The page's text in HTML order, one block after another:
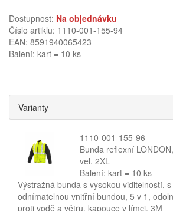
Dostupnost: Na objednávku
Číslo artiklu: 1110-001-155-94
EAN: 8591940065423
Balení: kart = 10 ks
Varianty
1110-001-155-96
Bunda reflexní
vel. 2XL
Balení: kart = 10 ks
Výstražná bunda s vysokou viditelností, s
odnímatelnou vnitřní bundou, 5 v 1,
proti vodě a větru, kapouce v límci, 3M